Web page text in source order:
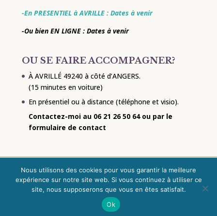
-En PRESENTIEL à AVRILLE : Dates à venir
-Ou bien EN LIGNE : Dates à venir
OU SE FAIRE ACCOMPAGNER?
À AVRILLÉ 49240 à côté d’ANGERS.
(15 minutes en voiture)
En présentiel ou à distance (téléphone et visio).
Contactez-moi au 06 21 26 50 64 ou par le
formulaire de contact
Mentions Légales
Création du site internet : Laureline Foucault
Nous utilisons des cookies pour vous garantir la meilleure
expérience sur notre site web. Si vous continuez à utiliser ce
site, nous supposerons que vous en êtes satisfait.
Ok